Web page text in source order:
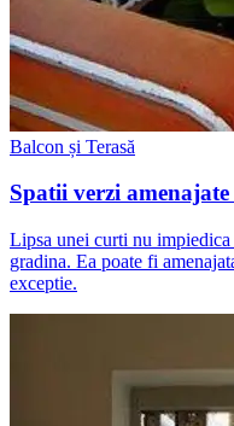
Balcon și Terasă
Spatii verzi
Lipsa unei curti nu
gradina. Ea poate fi
exceptie.